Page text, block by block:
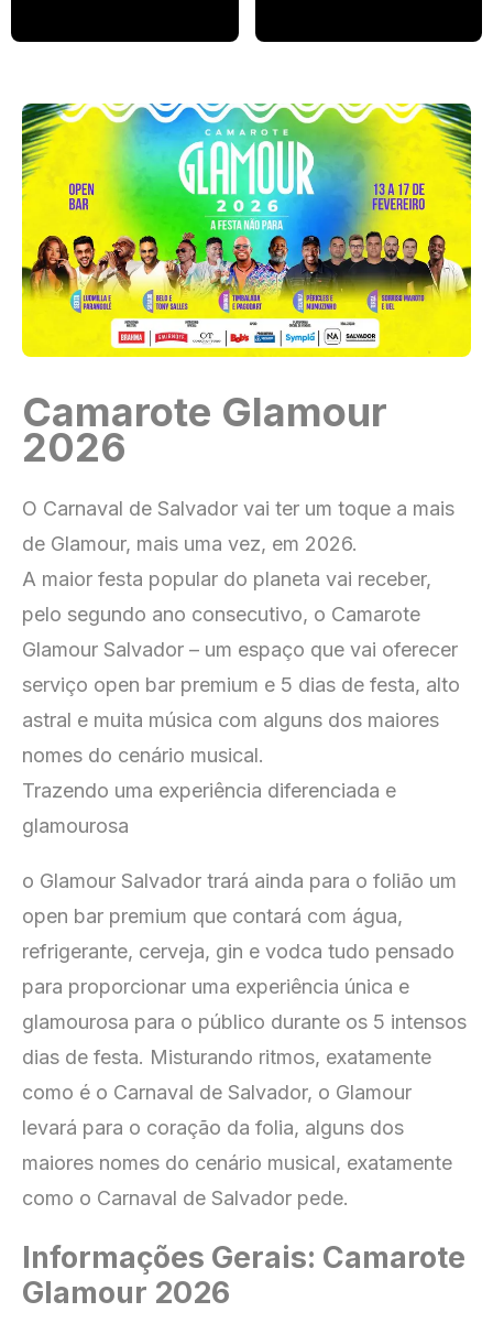
Camarote Glamour
2026
O Carnaval de Salvador vai ter um toque a mais
de Glamour, mais uma vez, em 2026.
A maior festa popular do planeta vai receber,
pelo segundo ano consecutivo, o Camarote
Glamour Salvador – um espaço que vai oferecer
serviço open bar premium e 5 dias de festa, alto
astral e muita música com alguns dos maiores
nomes do cenário musical.
Trazendo uma experiência diferenciada e
glamourosa
o Glamour Salvador trará ainda para o folião um
open bar premium que contará com água,
refrigerante, cerveja, gin e vodca tudo pensado
para proporcionar uma experiência única e
glamourosa para o público durante os 5 intensos
dias de festa. Misturando ritmos, exatamente
como é o Carnaval de Salvador, o Glamour
levará para o coração da folia, alguns dos
maiores nomes do cenário musical, exatamente
como o Carnaval de Salvador pede.
Informações Gerais: Camarote
Glamour 2026